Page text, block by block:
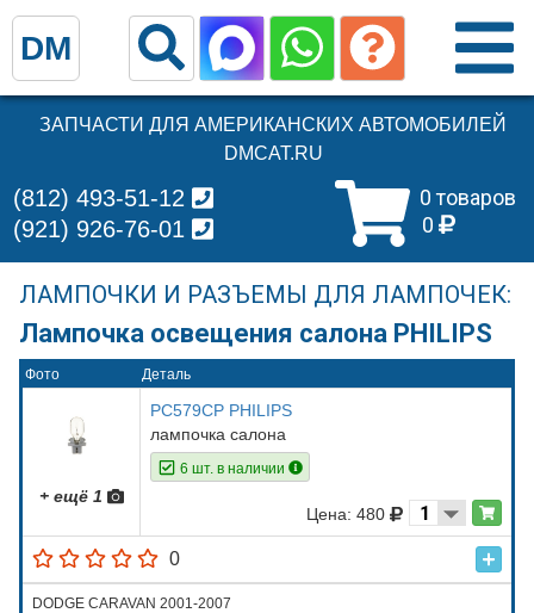
ЗАПЧАСТИ ДЛЯ АМЕРИКАНСКИХ АВТОМОБИЛЕЙ
DMCAT.RU
0 товаров
0
(812) 493-51-12
(921) 926-76-01
ЛАМПОЧКИ И РАЗЪЕМЫ ДЛЯ ЛАМПОЧЕК:
Лампочка освещения салона PHILIPS
Фото Деталь
+ ещё 1
PC579CP PHILIPS
лампочка салона
6 шт. в наличии
Цена: 480
0
DODGE CARAVAN 2001-2007
DM